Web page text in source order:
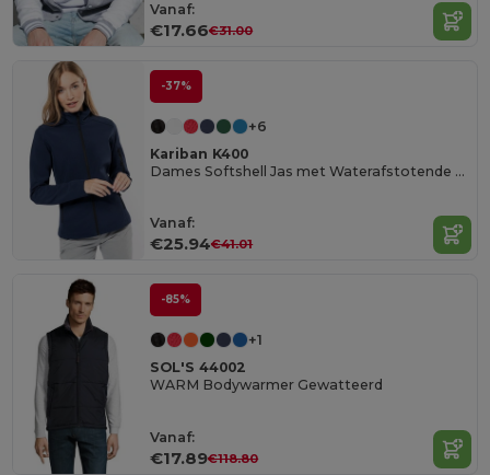
Vanaf:
€17.66€31.00
-37%
+6
Kariban K400
Dames Softshell Jas met Waterafstotende Eigenschappen
Vanaf:
€25.94€41.01
-85%
+1
SOL'S 44002
WARM Bodywarmer Gewatteerd
Vanaf:
€17.89€118.80